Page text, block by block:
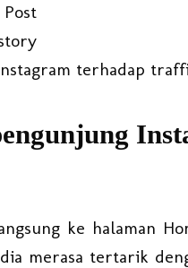
terhadap
ke halaman
merasa tertarik